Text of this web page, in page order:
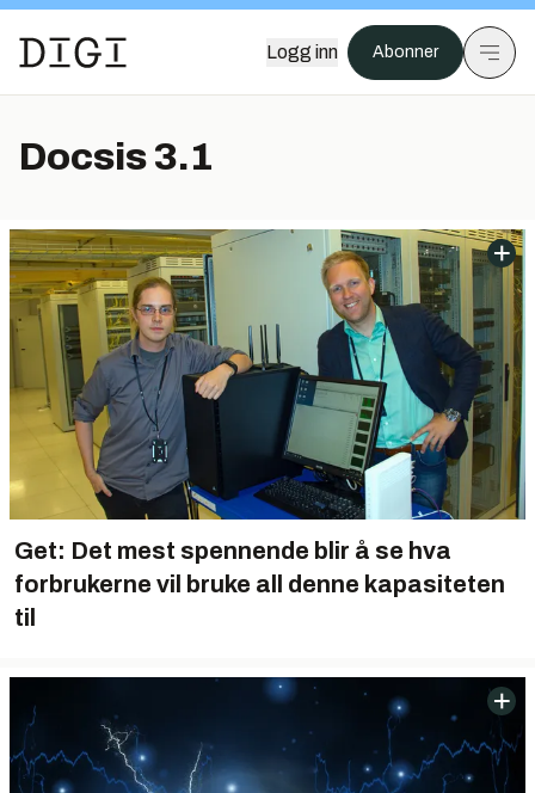
Logg inn Abonner
Docsis 3.1
Get: Det mest spennende blir å se hva
forbrukerne vil bruke all denne kapasiteten
til